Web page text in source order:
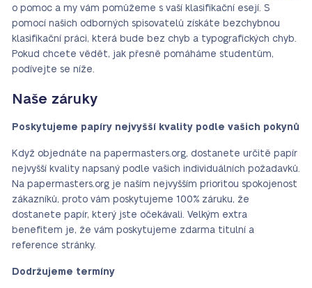
o pomoc a my vám pomůžeme s vaší klasifikační esejí. S
pomocí našich odborných spisovatelů získáte bezchybnou
klasifikační práci, která bude bez chyb a typografických chyb.
Pokud chcete vědět, jak přesně pomáháme studentům,
podívejte se níže.
Naše záruky
Poskytujeme papíry nejvyšší kvality podle vašich pokynů
Když objednáte na papermasters.org, dostanete určitě papír
nejvyšší kvality napsaný podle vašich individuálních požadavků.
Na papermasters.org je naším nejvyšším prioritou spokojenost
zákazníků, proto vám poskytujeme 100% záruku, že
dostanete papír, který jste očekávali. Velkým extra
benefitem je, že vám poskytujeme zdarma titulní a
reference stránky.
Dodržujeme termíny